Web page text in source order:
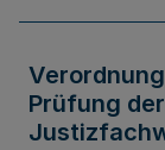
Prüfung